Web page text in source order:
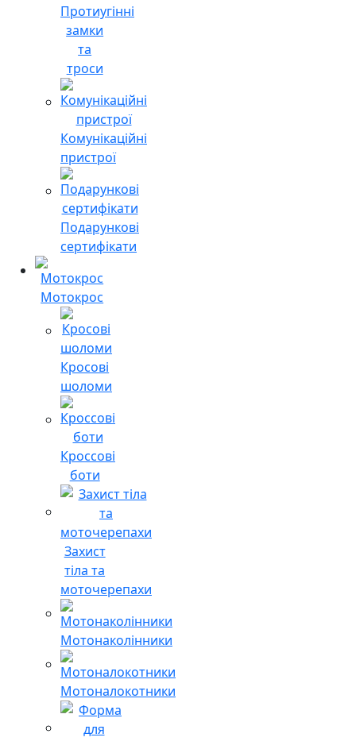
Протиугінні
замки
та
троси
Комунікаційні
пристрої
Подарункові
сертифікати
Мотокрос
Кросові
шоломи
Кроссові
боти
Захист
тіла та
моточерепахи
Мотонаколінники
Мотоналокотники